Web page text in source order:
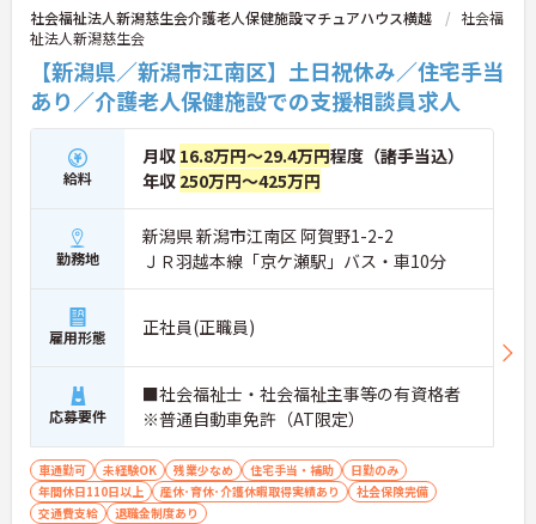
社会福祉法人新潟慈生会介護老人保健施設マチュアハウス横越
社会福
祉法人新潟慈生会
【新潟県／新潟市江南区】土日祝休み／住宅手当
あり／介護老人保健施設での支援相談員求人
給料
月収 16.8万円～29.4万円程度（諸手当込）
年収 250万円～425万円
勤務地
新潟県 新潟市江南区 阿賀野1-2-2
ＪＲ羽越本線「京ケ瀬駅」バス・車10分
雇用形態 正社員(正職員)
応募要件
■社会福祉士・社会福祉主事等の有資格者
※普通自動車免許（AT限定）
車通勤可 未経験OK 残業少なめ 住宅手当・補助
日勤のみ
年間休日110日以上
産休･育休･介護休暇取得実績あり
社会保険完備
交通費支給
退職金制度あり